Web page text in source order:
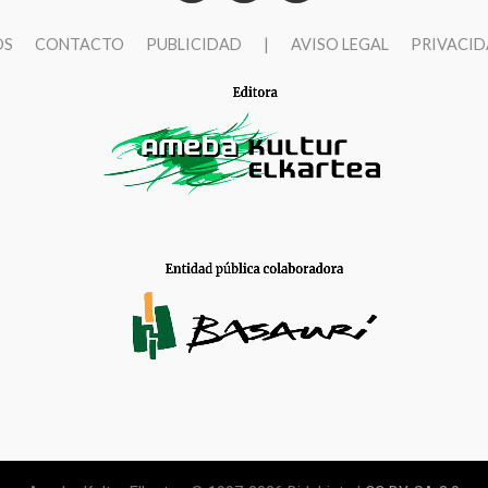
CONTACTO PUBLICIDAD | AVISO LEGAL